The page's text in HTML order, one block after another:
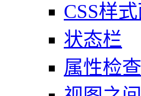
CSS样
状态栏
属性检